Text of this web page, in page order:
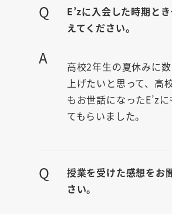
Q
E’zに入会した時期と
えてください。
A
高校2年生の夏休みに
上げたいと思って、高
もお世話になったE’z
てもらいました。
Q
授業を受けた感想をお
さい。